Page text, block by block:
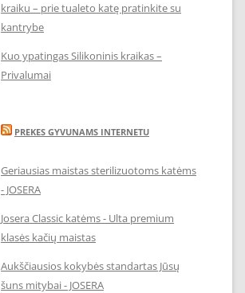
kraiku – prie tualeto katę pratinkite su
kantrybe
Kuo ypatingas Silikoninis kraikas –
Privalumai
PREKES GYVUNAMS INTERNETU
Geriausias maistas sterilizuotoms katėms
- JOSERA
Josera Classic katėms - Ulta premium
klasės kačių maistas
Aukščiausios kokybės standartas Jūsų
šuns mitybai - JOSERA